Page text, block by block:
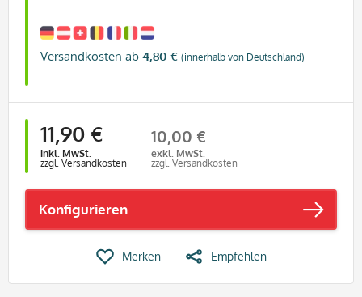
Versandkosten ab 4,80 € (innerhalb von Deutschland)
11,90 €
inkl. MwSt.
zzgl. Versandkosten
10,00 €
exkl. MwSt.
zzgl. Versandkosten
Konfigurieren
Merken Empfehlen